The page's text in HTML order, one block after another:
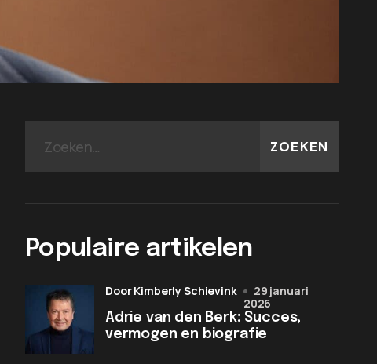
ZOEKEN
Populaire artikelen
Adrie van den Berk: Succes,
vermogen en biografie
door Kimberly Schievink
29 januari
2026